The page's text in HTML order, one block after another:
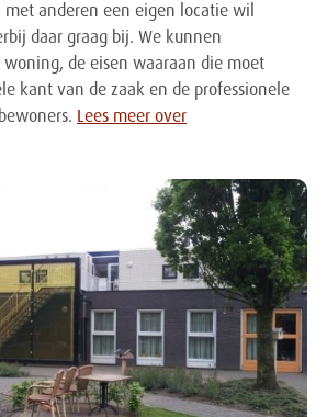
met anderen een eigen locatie wil
daar graag bij. We kunnen
woning, de eisen waaraan die moet
kant van de zaak en de professionele
Lees meer over